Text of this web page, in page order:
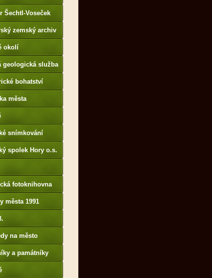
Šechtl-Voseček
zemský archiv
www.gda.bayern.de
okolí
geologická služba
bohatství
města
www.portafontium.
snímkování
spolek Hory o.s.
fotoknihovna
www.deutschefotot
města 1991
na město
a památníky